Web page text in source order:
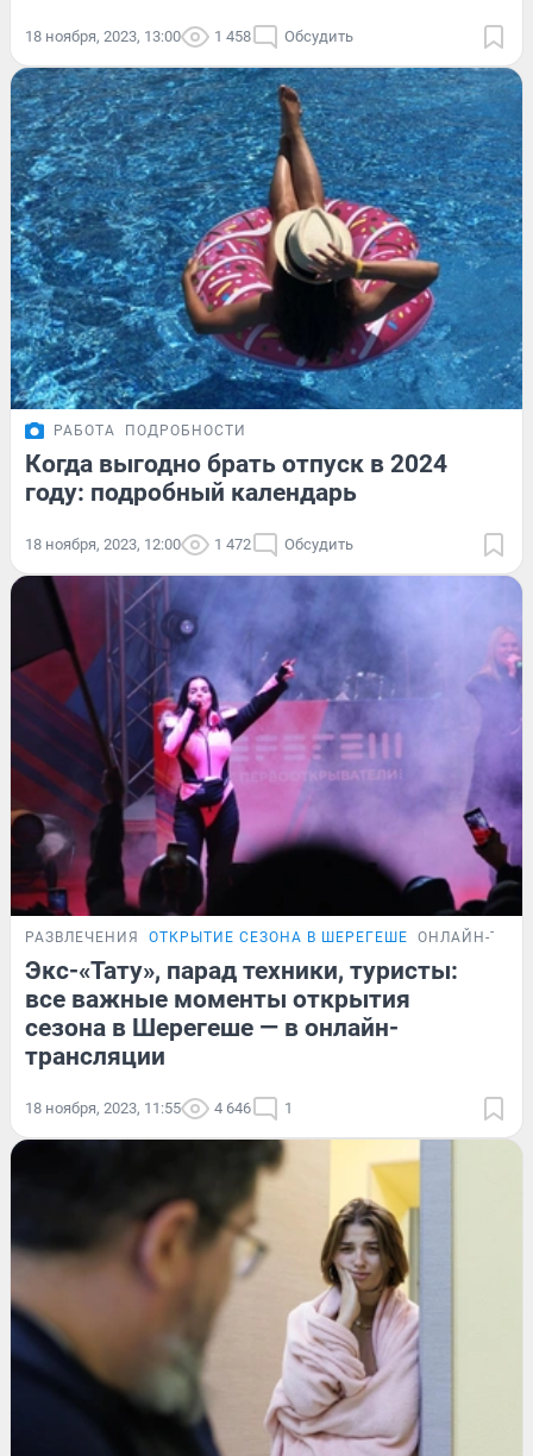
18 ноября, 2023, 13:00 1 458 Обсудить
РАБОТА ПОДРОБНОСТИ
Когда выгодно брать отпуск в 2024
году: подробный календарь
18 ноября, 2023, 12:00 1 472 Обсудить
РАЗВЛЕЧЕНИЯ ОТКРЫТИЕ СЕЗОНА В ШЕРЕГЕШЕ ОНЛАЙН-
Экс-«Тату», парад техники, туристы:
все важные моменты открытия
сезона в Шерегеше — в онлайн-
трансляции
18 ноября, 2023, 11:55 4 646 1